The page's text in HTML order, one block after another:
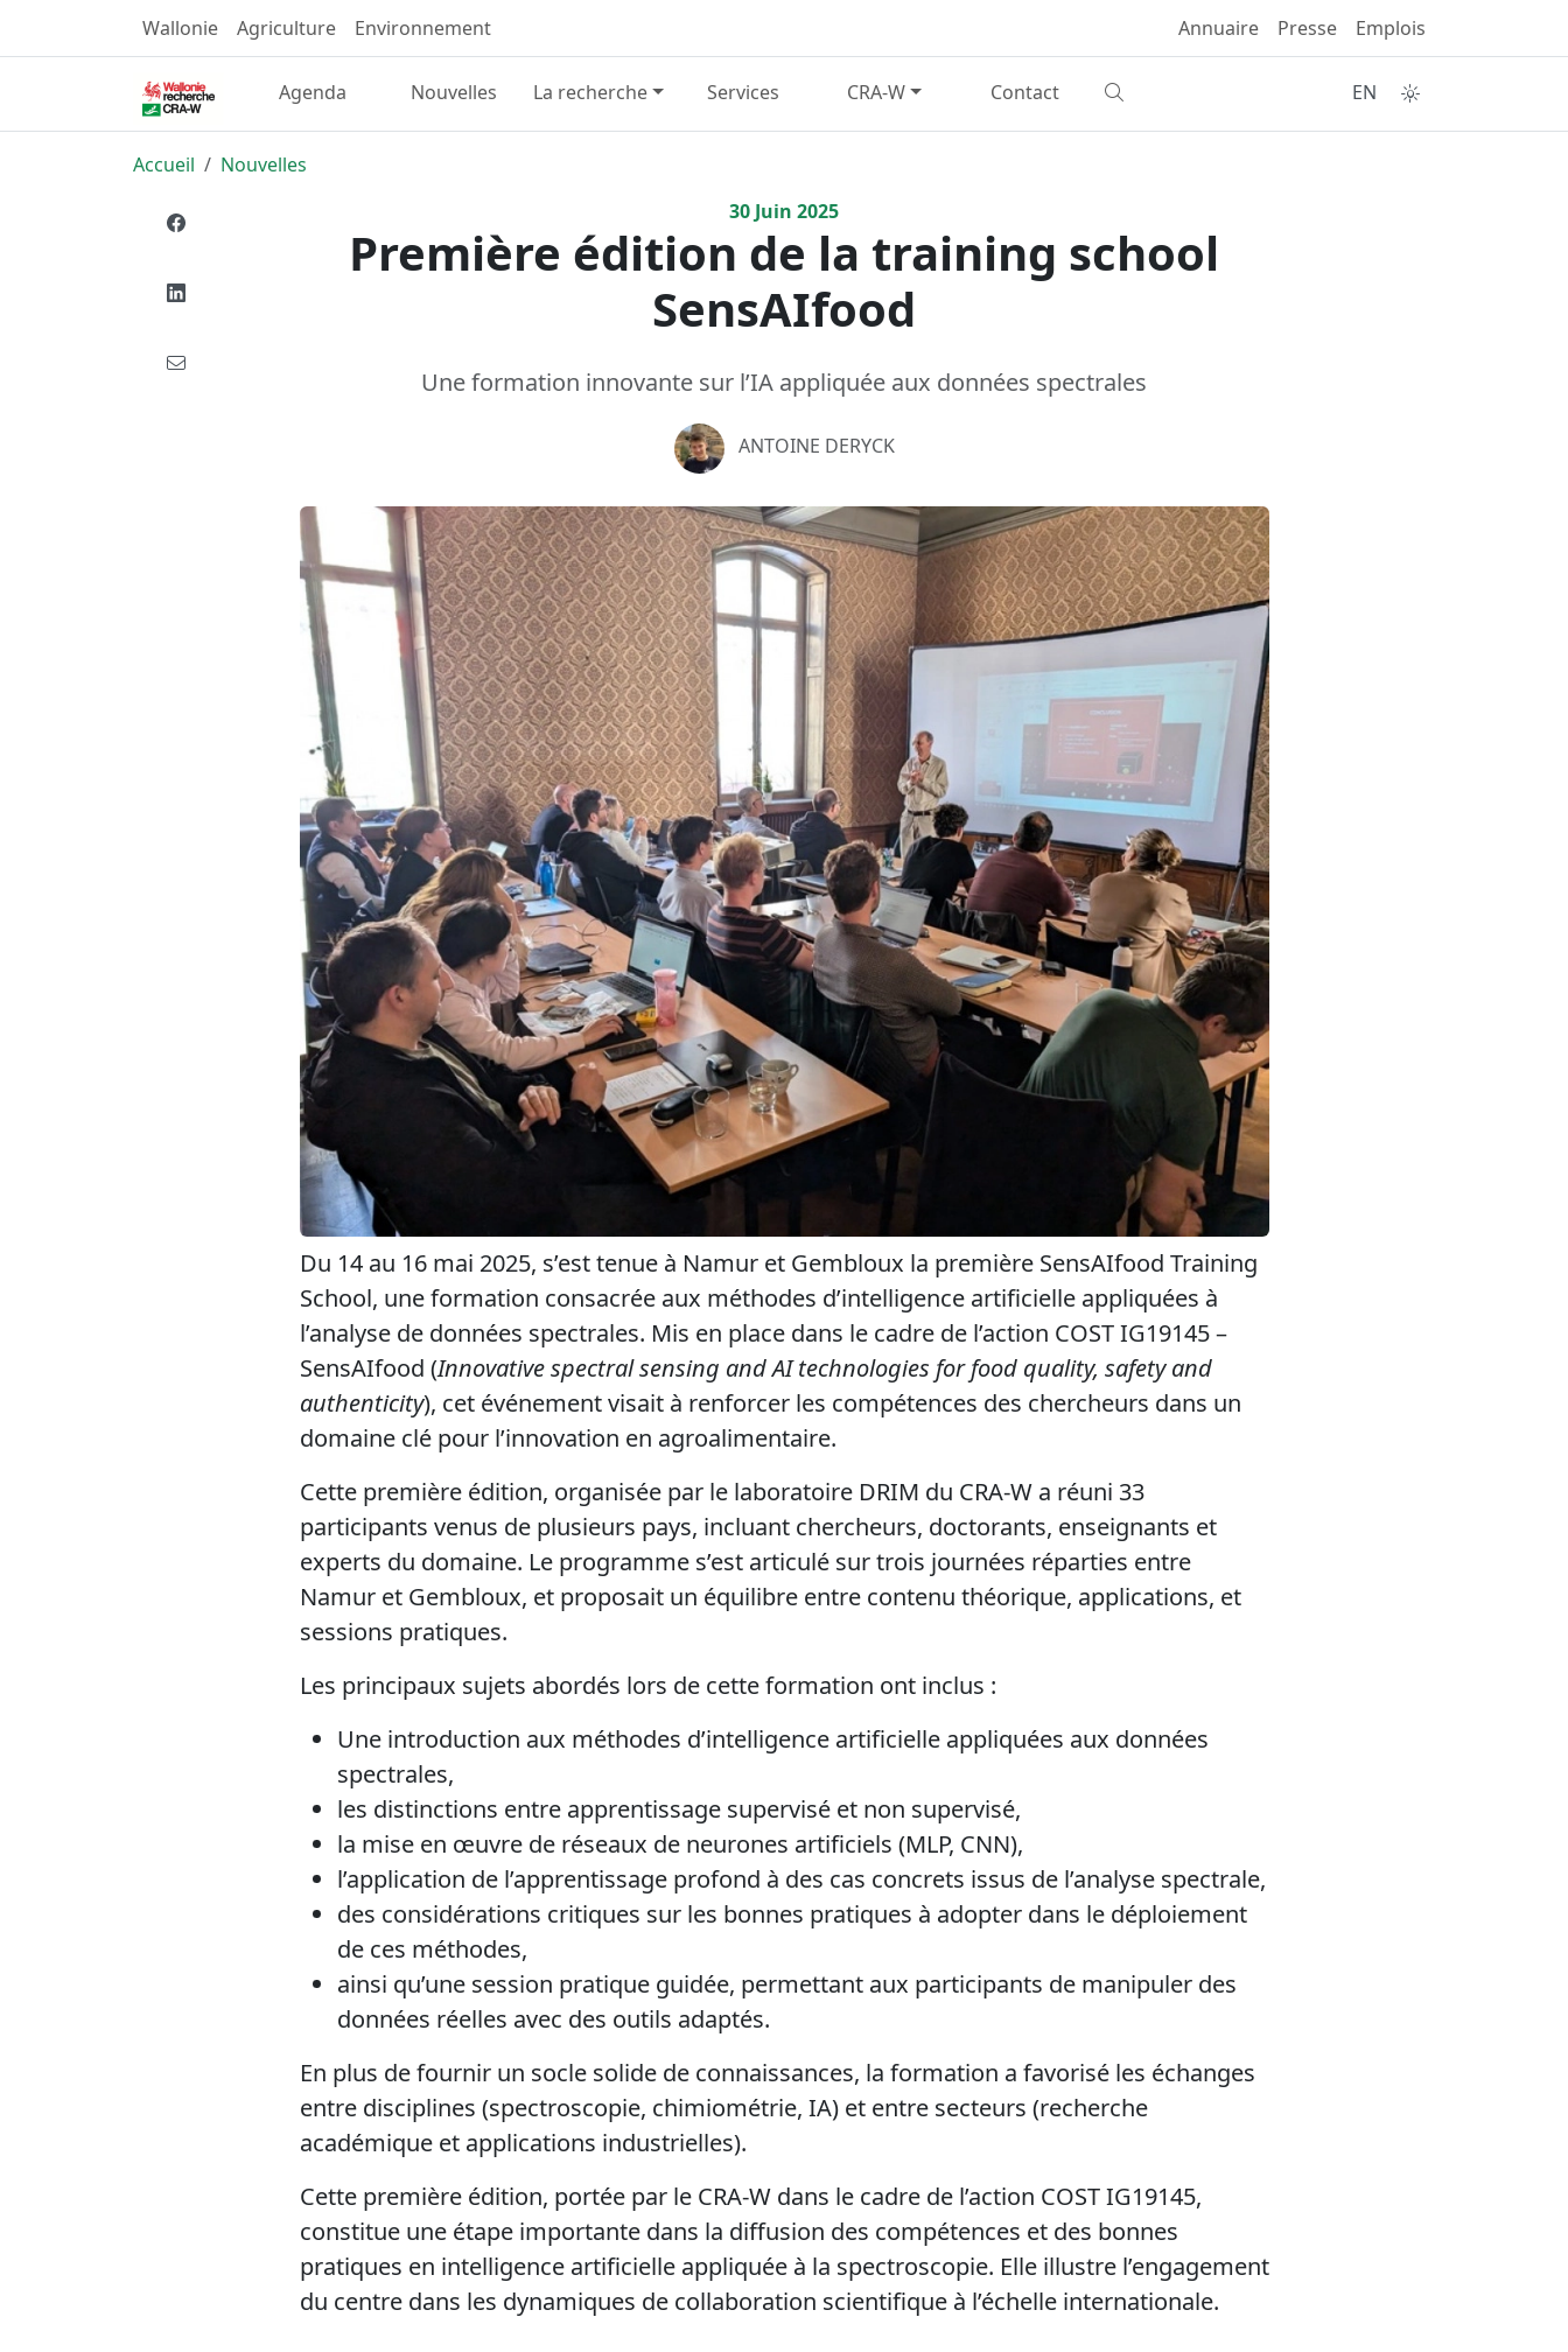
Wallonie Agriculture Environnement Annuaire Presse Emplois
Agenda Nouvelles La recherche Services CRA-W Contact EN
Accueil
Nouvelles
30 Juin 2025
Première édition de la training school
SensAIfood
Une formation innovante sur l’IA appliquée aux données spectrales
ANTOINE DERYCK
Du 14 au 16 mai 2025, s’est tenue à Namur et Gembloux la première SensAIfood Training
School, une formation consacrée aux méthodes d’intelligence artificielle appliquées à
l’analyse de données spectrales. Mis en place dans le cadre de l’action COST IG19145 –
SensAIfood (Innovative spectral sensing and AI technologies for food quality, safety and
authenticity), cet événement visait à renforcer les compétences des chercheurs dans un
domaine clé pour l’innovation en agroalimentaire.
Cette première édition, organisée par le laboratoire DRIM du CRA-W a réuni 33
participants venus de plusieurs pays, incluant chercheurs, doctorants, enseignants et
experts du domaine. Le programme s’est articulé sur trois journées réparties entre
Namur et Gembloux, et proposait un équilibre entre contenu théorique, applications, et
sessions pratiques.
Les principaux sujets abordés lors de cette formation ont inclus :
Une introduction aux méthodes d’intelligence artificielle appliquées aux données
spectrales,
les distinctions entre apprentissage supervisé et non supervisé,
la mise en œuvre de réseaux de neurones artificiels (MLP, CNN),
l’application de l’apprentissage profond à des cas concrets issus de l’analyse spectrale,
des considérations critiques sur les bonnes pratiques à adopter dans le déploiement
de ces méthodes,
ainsi qu’une session pratique guidée, permettant aux participants de manipuler des
données réelles avec des outils adaptés.
En plus de fournir un socle solide de connaissances, la formation a favorisé les échanges
entre disciplines (spectroscopie, chimiométrie, IA) et entre secteurs (recherche
académique et applications industrielles).
Cette première édition, portée par le CRA-W dans le cadre de l’action COST IG19145,
constitue une étape importante dans la diffusion des compétences et des bonnes
pratiques en intelligence artificielle appliquée à la spectroscopie. Elle illustre l’engagement
du centre dans les dynamiques de collaboration scientifique à l’échelle internationale.